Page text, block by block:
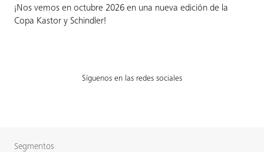
¡Nos vemos en octubre 2026 en una nueva edición de la
Copa Kastor y Schindler!
Síguenos en las redes sociales
Segmentos